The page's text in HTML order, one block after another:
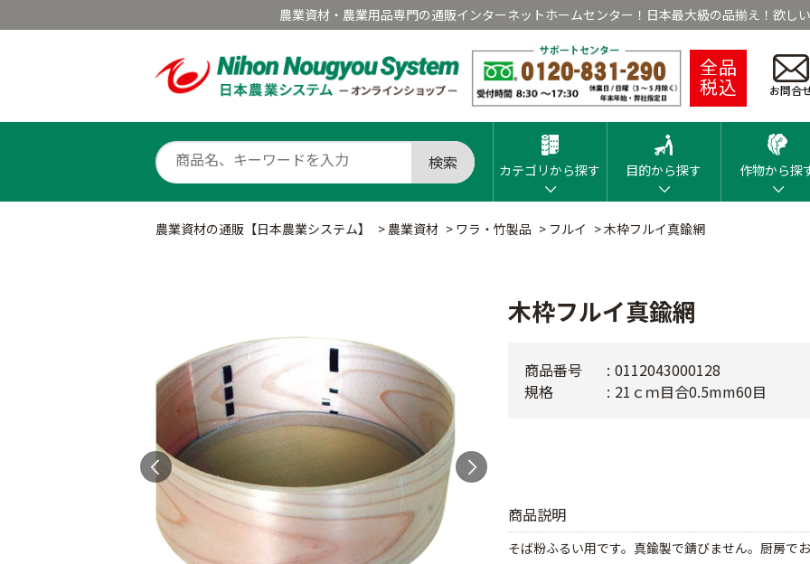
農業資材・農業用品専門の通販インターネットホームセンター！日本最大級の品揃え！欲し
全品
税込 お問合
検索 カテゴリから探す 目的から探す 作物から探
農業資材の通販【日本農業システム】 > 農業資材 > ワラ・竹製品 > フルイ >木枠フルイ真鍮網
木枠フルイ真鍮網
商品説明
そば粉ふるい用です。真鍮製で錆びません。厨房で
商品番号
0112043000128
規格
21ｃｍ目合0.5mm60目